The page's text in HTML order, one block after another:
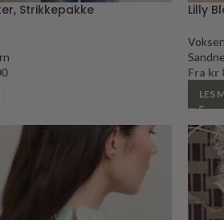
Strikkepakke Lilly
Voksen
Fra kr
LES